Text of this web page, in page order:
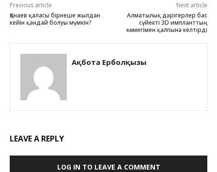
Previous article
Қонаев қаласы бірнеше жылдан
кейін қандай болуы мүмкін?
Next article
Алматылық дәрігерлер бас
сүйекті 3D импланттың
көмегімен қалпына келтірді
Ақбота Ерболқызы
LEAVE A REPLY
LOG IN TO LEAVE A COMMENT